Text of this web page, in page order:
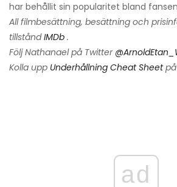
har behållit sin popularitet bland
All filmbesättning, besättning och
tillstånd IMDb .
Följ Nathanael på Twitter
Kolla upp Underhållning Cheat Sheet
ad